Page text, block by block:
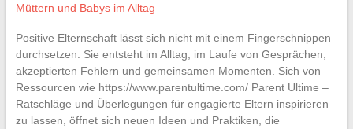
Müttern und Babys im Alltag
Positive Elternschaft lässt sich nicht mit einem Fingerschnippen
durchsetzen. Sie entsteht im Alltag, im Laufe von Gesprächen,
akzeptierten Fehlern und gemeinsamen Momenten. Sich von
Ressourcen wie https://www.parentultime.com/ Parent Ultime –
Ratschläge und Überlegungen für engagierte Eltern inspirieren
zu lassen, öffnet sich neuen Ideen und Praktiken, die